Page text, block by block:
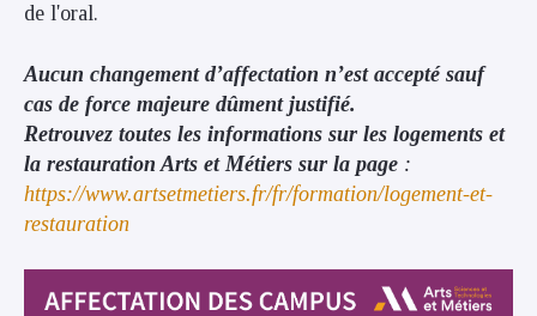
de l'oral.
Aucun changement d’affectation n’est accepté sauf
cas de force majeure dûment justifié.
Retrouvez toutes les informations sur les logements et
la restauration Arts et Métiers sur la page :
https://www.artsetmetiers.fr/fr/formation/logement-et-
restauration